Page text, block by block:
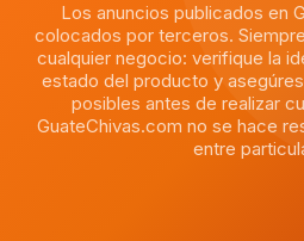
Los anuncios publicados en
colocados por terceros.
cualquier negocio: verifique la
estado del producto y
posibles antes de realizar
GuateChivas.com no se hace
entre